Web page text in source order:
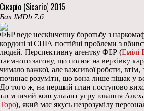
Сікаріо (Sicario) 2015
Бал IMDb 7.6
ФБР веде нескінченну боротьбу з
кордоні зі США постійні проблеми з
людей. Перспективну агентку ФБР (Емілі
таємного загону, що полює на верхівку
чимало важкої, але важливої роботи, втім,
починає розуміти, що вона лише пішак у
До того ж, на перший план поступово
таємничий консультант угруповання
Торо), який має якусь незрозумілу